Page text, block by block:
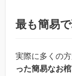
最も簡易
実際に多くの
った簡易なお棺